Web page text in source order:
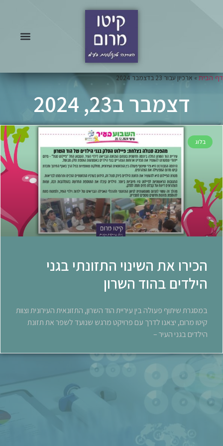
דף הבית»ארכיון עבור 23 בדצמבר 2024
דצמבר ב23, 2024
בלוג
הכירו את השינוי התזונתי בגני
הילדים בהוד השרון
במסגרת שיתוף פעולה בין עיריית הוד השרון, התזונאית העירונית וצוות
קיטו מרום, יצאנו לדרך עם פרויקט מרגש שנועד לשפר את תזונת
הילדים בגני העיר –